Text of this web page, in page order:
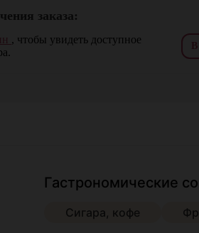
заказа:
, чтобы увидеть доступное
Гастрономические
Сигара, кофе